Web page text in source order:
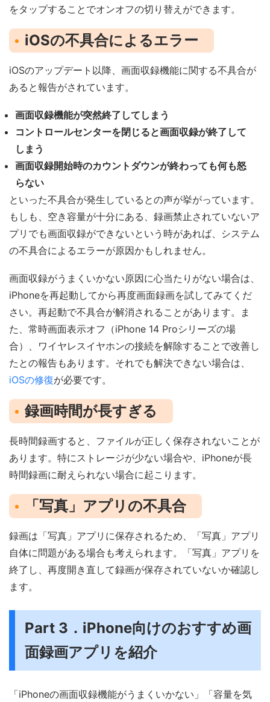
をタップすることでオンオフの切り替えができます。
iOSの不具合によるエラー
iOSのアップデート以降、画面収録機能に関する不具合が
あると報告がされています。
画面収録機能が突然終了してしまう
コントロールセンターを閉じると画面収録が終了して
しまう
画面収録開始時のカウントダウンが終わっても何も怒
らない
といった不具合が発生しているとの声が挙がっています。
もしも、空き容量が十分にある、録画禁止されていないア
プリでも画面収録ができないという時があれば、システム
の不具合によるエラーが原因かもしれません。
画面収録がうまくいかない原因に心当たりがない場合は、
iPhoneを再起動してから再度画面録画を試してみてくだ
さい。再起動で不具合が解消されることがあります。ま
た、常時画面表示オフ（iPhone 14 Proシリーズの場
合）、ワイヤレスイヤホンの接続を解除することで改善し
たとの報告もあります。それでも解決できない場合は、
iOSの修復が必要です。
録画時間が長すぎる
長時間録画すると、ファイルが正しく保存されないことが
あります。特にストレージが少ない場合や、iPhoneが長
時間録画に耐えられない場合に起こります。
「写真」アプリの不具合
録画は「写真」アプリに保存されるため、「写真」アプリ
自体に問題がある場合も考えられます。「写真」アプリを
終了し、再度開き直して録画が保存されていないか確認し
ます。
Part 3．iPhone向けのおすすめ画
面録画アプリを紹介
「iPhoneの画面収録機能がうまくいかない」「容量を気